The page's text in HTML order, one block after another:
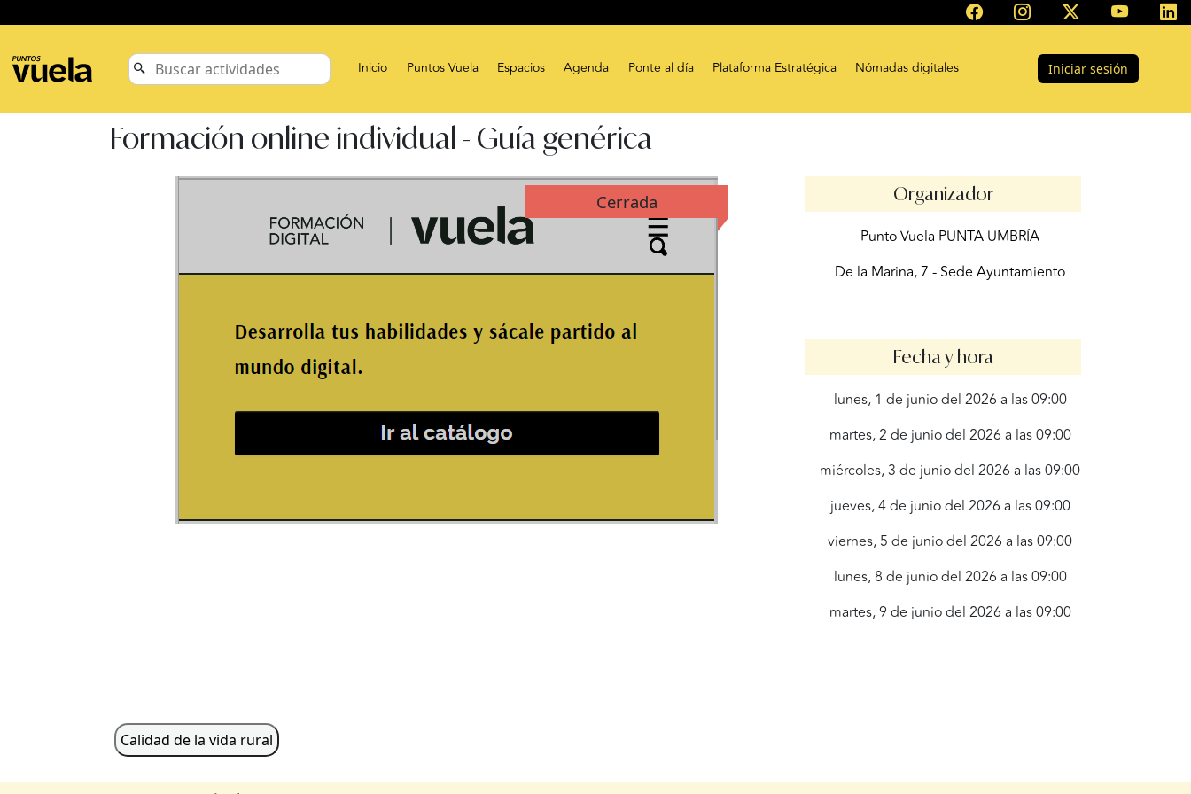
Inicio Puntos Vuela Espacios Agenda Ponte al día Plataforma Estratégica Nómadas digitales Iniciar sesión
Formación online individual - Guía genérica
Cerrada Organizador
Punto Vuela PUNTA UMBRÍA
De la Marina, 7 - Sede Ayuntamiento
Fecha y hora
lunes, 1 de junio del 2026 a las 09:00
martes, 2 de junio del 2026 a las 09:00
miércoles, 3 de junio del 2026 a las 09:00
jueves, 4 de junio del 2026 a las 09:00
viernes, 5 de junio del 2026 a las 09:00
lunes, 8 de junio del 2026 a las 09:00
martes, 9 de junio del 2026 a las 09:00
Calidad de la vida rural